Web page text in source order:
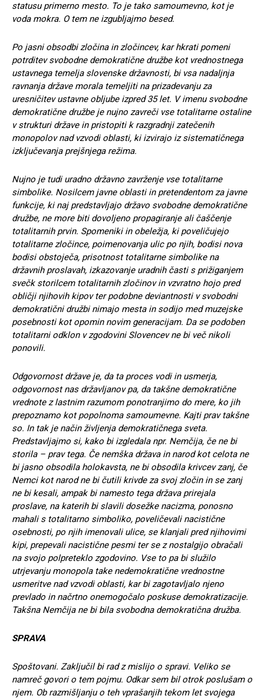
statusu primerno mesto. To je tako samoumevno, kot je
voda mokra. O tem ne izgubljajmo besed.
Po jasni obsodbi zločina in zločincev, kar hkrati pomeni
potrditev svobodne demokratične družbe kot vrednostnega
ustavnega temelja slovenske državnosti, bi vsa nadaljnja
ravnanja države morala temeljiti na prizadevanju za
uresničitev ustavne obljube izpred 35 let. V imenu svobodne
demokratične družbe je nujno zavreči vse totalitarne ostaline
v strukturi države in pristopiti k razgradnji zatečenih
monopolov nad vzvodi oblasti, ki izvirajo iz sistematičnega
izključevanja prejšnjega režima.
Nujno je tudi uradno državno zavrženje vse totalitarne
simbolike. Nosilcem javne oblasti in pretendentom za javne
funkcije, ki naj predstavljajo državo svobodne demokratične
družbe, ne more biti dovoljeno propagiranje ali čaščenje
totalitarnih prvin. Spomeniki in obeležja, ki poveličujejo
totalitarne zločince, poimenovanja ulic po njih, bodisi nova
bodisi obstoječa, prisotnost totalitarne simbolike na
državnih proslavah, izkazovanje uradnih časti s prižiganjem
svečk storilcem totalitarnih zločinov in vzvratno hojo pred
obličji njihovih kipov ter podobne deviantnosti v svobodni
demokratični družbi nimajo mesta in sodijo med muzejske
posebnosti kot opomin novim generacijam. Da se podoben
totalitarni odklon v zgodovini Slovencev ne bi več nikoli
ponovili.
Odgovornost države je, da ta proces vodi in usmerja,
odgovornost nas državljanov pa, da takšne demokratične
vrednote z lastnim razumom ponotranjimo do mere, ko jih
prepoznamo kot popolnoma samoumevne. Kajti prav takšne
so. In tak je način življenja demokratičnega sveta.
Predstavljajmo si, kako bi izgledala npr. Nemčija, če ne bi
storila – prav tega. Če nemška država in narod kot celota ne
bi jasno obsodila holokavsta, ne bi obsodila krivcev zanj, če
Nemci kot narod ne bi čutili krivde za svoj zločin in se zanj
ne bi kesali, ampak bi namesto tega država prirejala
proslave, na katerih bi slavili dosežke nacizma, ponosno
mahali s totalitarno simboliko, poveličevali nacistične
osebnosti, po njih imenovali ulice, se klanjali pred njihovimi
kipi, prepevali nacistične pesmi ter se z nostalgijo obračali
na svojo polpreteklo zgodovino. Vse to pa bi služilo
utrjevanju monopola take nedemokratične vrednostne
usmeritve nad vzvodi oblasti, kar bi zagotavljalo njeno
prevlado in načrtno onemogočalo poskuse demokratizacije.
Takšna Nemčija ne bi bila svobodna demokratična družba.
SPRAVA
Spoštovani. Zaključil bi rad z mislijo o spravi. Veliko se
namreč govori o tem pojmu. Odkar sem bil otrok poslušam o
njem. Ob razmišljanju o teh vprašanjih tekom let svojega